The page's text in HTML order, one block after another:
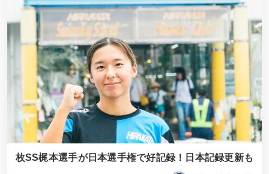
枚SS梶本選手が日本選手権で好記録！日本記録更新も